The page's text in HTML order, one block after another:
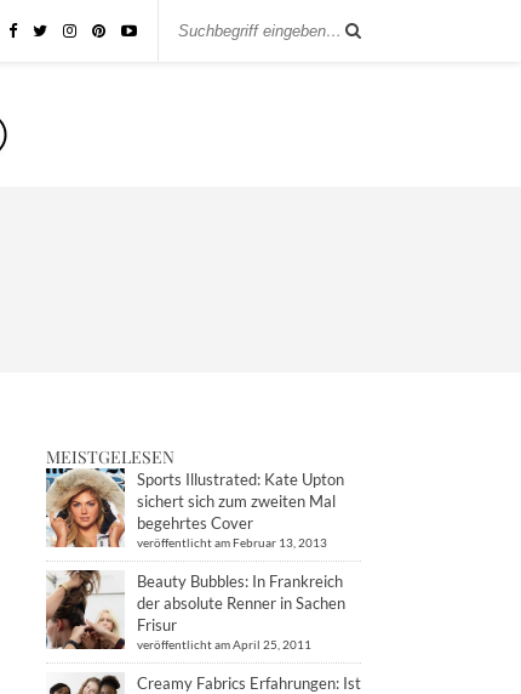
MEISTGELESEN
Sports Illustrated: Kate Upton
sichert sich zum zweiten Mal
begehrtes Cover
veröffentlicht am Februar 13, 2013
Beauty Bubbles: In Frankreich
der absolute Renner in Sachen
Frisur
veröffentlicht am April 25, 2011
Creamy Fabrics Erfahrungen: Ist